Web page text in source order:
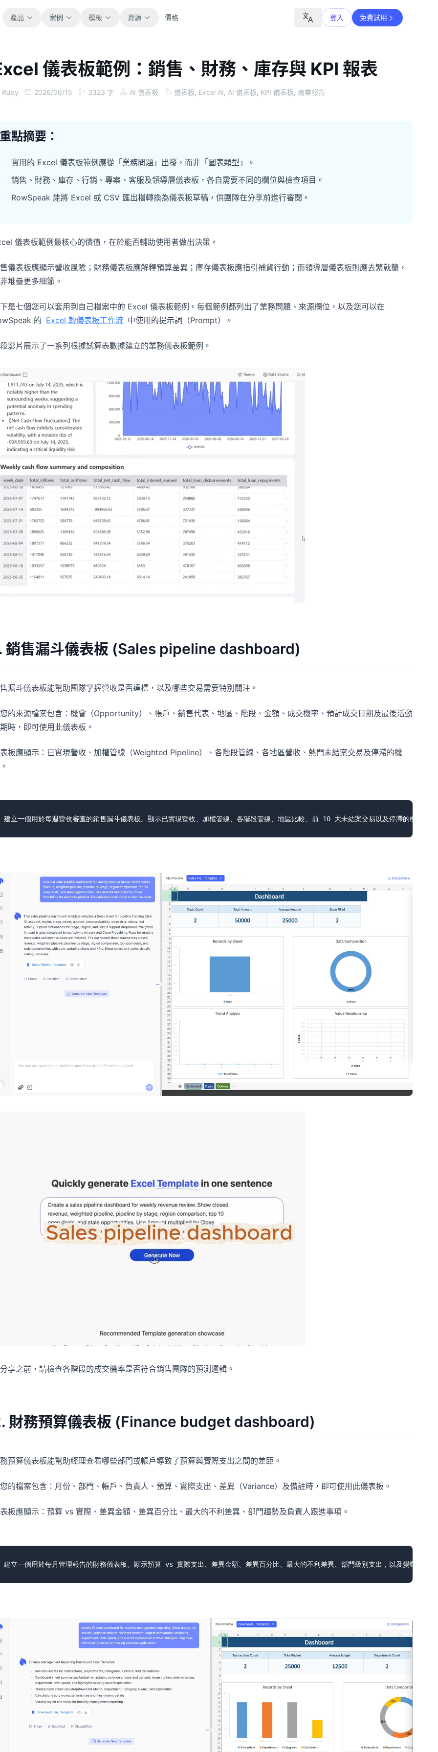
產品 案例 模板
全部
用於追蹤流程、協作、規劃與執行。
銷售
支援銷售管道、目標、預測與營收追蹤。
管理里程碑、負責人、交付與進度。
分析
用於儀表板、KPI 檢視與經營分析。
資源
部落格
查看產品文件、設定與使用說明。
提示詞庫
用於分析、報表與清理的實用提示詞。
加入討論、提問並向其他使用者學習。
快速入門
價格 登入 免費試用
儀表板範例：銷售、財務、庫存與 KPI 報表
Ruby 2026/06/15 3323 字 AI 儀表板 儀表板, Excel AI, AI 儀表板, KPI 儀表板, 商業報告
重點摘要：
實用的 Excel 儀表板範例應從「業務問題」出發，而非「圖表類型」。
銷售、財務、庫存、行銷、專案、客服及領導層儀表板，各自需要不同的欄位與檢查項目。
RowSpeak 能將 Excel 或 CSV 匯出檔轉換為儀表板草稿，供團隊在分享前進行審閱。
儀表板範例最核心的價值，在於能否輔助使用者做出決策。
儀表板應顯示營收風險；財務儀表板應解釋預算差異；庫存儀表板應指引補貨行動；而領導層儀表板則應去繁就簡，
堆疊更多細節。
是七個您可以套用到自己檔案中的 Excel 儀表板範例。每個範例都列出了業務問題、來源欄位，以及您可以在
的 Excel 轉儀表板工作流 中使用的提示詞（Prompt）。
影片展示了一系列根據試算表數據建立的業務儀表板範例。
銷售漏斗儀表板 (Sales pipeline dashboard)
漏斗儀表板能幫助團隊掌握營收是否達標，以及哪些交易需要特別關注。
的來源檔案包含：機會（Opportunity）、帳戶、銷售代表、地區、階段、金額、成交機率、預計成交日期及最後活動
時，即可使用此儀表板。
板應顯示：已實現營收、加權管線（Weighted Pipeline）、各階段管線、各地區營收、熱門未結案交易及停滯的機
享之前，請檢查各階段的成交機率是否符合銷售團隊的預測邏輯。
財務預算儀表板 (Finance budget dashboard)
預算儀表板能幫助經理查看哪些部門或帳戶導致了預算與實際支出之間的差距。
的檔案包含：月份、部門、帳戶、負責人、預算、實際支出、差異（Variance）及備註時，即可使用此儀表板。
板應顯示：預算 vs 實際、差異金額、差異百分比、最大的不利差異、部門趨勢及負責人跟進事項。